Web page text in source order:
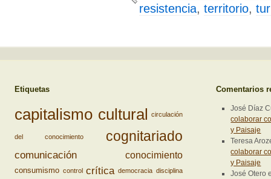
resistencia, territorio,
Etiquetas
capitalismo cultural circulación
del conocimiento cognitariado
comunicación conocimiento
consumismo control crítica democracia disciplina
Comentarios
José Díaz
colaborar
y Paisaje
Teresa
colaborar
y Paisaje
José Otero